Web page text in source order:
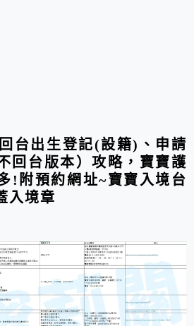
台出生登記(設籍)、申請
回台版本）攻略，寶寶護
!附預約網址~寶寶入境台
入境章